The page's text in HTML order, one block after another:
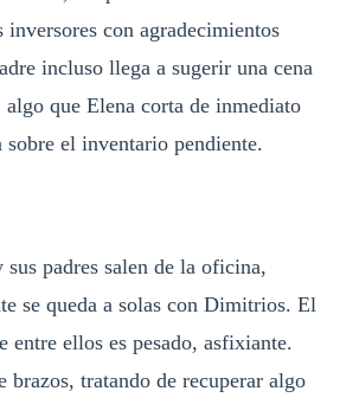
inversores con agradecimientos
incluso llega a sugerir una cena
algo que Elena corta de inmediato
sobre el inventario pendiente.
padres salen de la oficina,
se queda a solas con Dimitrios. El
entre ellos es pesado, asfixiante.
brazos, tratando de recuperar algo